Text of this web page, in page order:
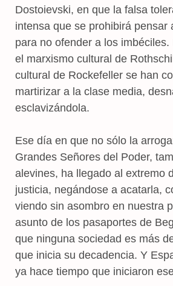
Dostoievski, en que la falsa
intensa que se prohibirá pensar
para no ofender a los
el marxismo cultural de
cultural de Rockefeller se han
martirizar a la clase media,
esclavizándola.
Ese día en que no sólo la
Grandes Señores del Poder,
alevines, ha llegado al extremo
justicia, negándose a acatarla,
viendo sin asombro en nuestra
asunto de los pasaportes de
que ninguna sociedad es más
que inicia su decadencia. Y
ya hace tiempo que iniciaron